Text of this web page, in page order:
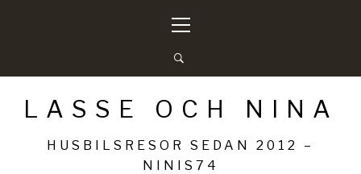
meny
LASSE OCH NINA
HUSBILSRESOR SEDAN 2012 –
NINIS74